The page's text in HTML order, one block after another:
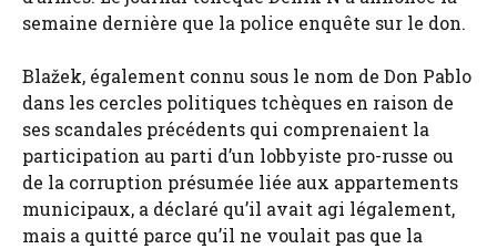
semaine dernière que la police enquête sur le don.
Blažek, également connu sous le nom de Don Pablo
dans les cercles politiques tchèques en raison de
ses scandales précédents qui comprenaient la
participation au parti d’un lobbyiste pro-russe ou
de la corruption présumée liée aux appartements
municipaux, a déclaré qu’il avait agi légalement,
mais a quitté parce qu’il ne voulait pas que la